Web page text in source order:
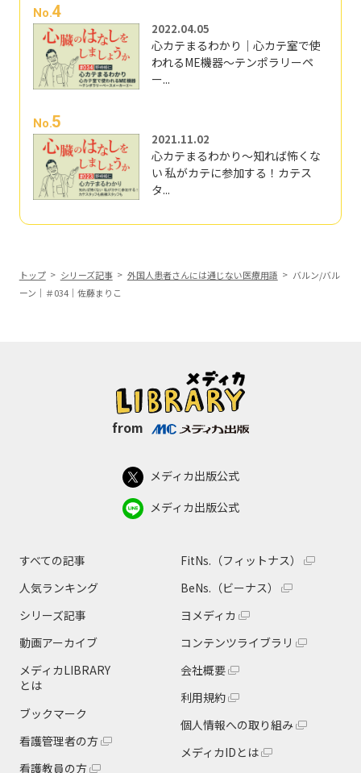
No.4
2022.04.05
心カテまるわかり｜心カテ室で使
われるME機器～テンポラリーペ
ー...
No.5
2021.11.02
心カテまるわかり～知れば怖くな
い 私がカテに参加する！カテス
タ...
トップ シリーズ記事 外国人患者さんには通じない医療用語
バルン/バル
ーン｜＃034｜佐藤まりこ
from
メディカ出版公式
メディカ出版公式
すべての記事
人気ランキング
シリーズ記事
動画アーカイブ
メディカLIBRARY
とは
ブックマーク
看護管理者の方
看護教員の方
FitNs.（フィットナス）
BeNs.（ビーナス）
ヨメディカ
コンテンツライブラリ
会社概要
利用規約
個人情報への取り組み
メディカIDとは